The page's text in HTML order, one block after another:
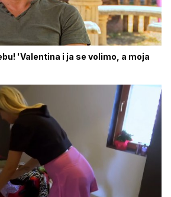
'Valentina i ja se volimo, a moja